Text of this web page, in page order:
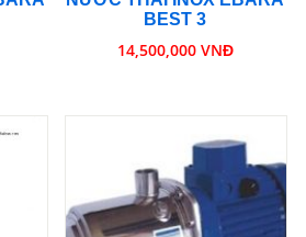
BEST 3
14,500,000 VNĐ